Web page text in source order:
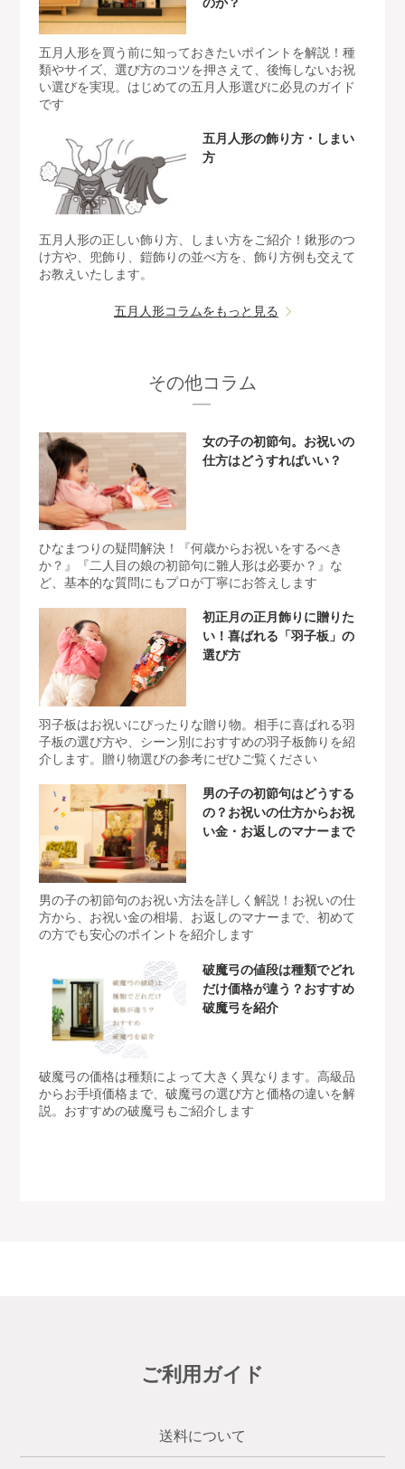
のか？
五月人形を買う前に知っておきたいポイントを解説！種
類やサイズ、選び方のコツを押さえて、後悔しないお祝
い選びを実現。はじめての五月人形選びに必見のガイド
です
五月人形の飾り方・しまい
方
五月人形の正しい飾り方、しまい方をご紹介！鍬形のつ
け方や、兜飾り、鎧飾りの並べ方を、飾り方例も交えて
お教えいたします。
五月人形コラムをもっと見る
その他コラム
女の子の初節句。お祝いの
仕方はどうすればいい？
ひなまつりの疑問解決！『何歳からお祝いをするべき
か？』『二人目の娘の初節句に雛人形は必要か？』な
ど、基本的な質問にもプロが丁寧にお答えします
初正月の正月飾りに贈りた
い！喜ばれる「羽子板」の
選び方
羽子板はお祝いにぴったりな贈り物。相手に喜ばれる羽
子板の選び方や、シーン別におすすめの羽子板飾りを紹
介します。贈り物選びの参考にぜひご覧ください
男の子の初節句はどうする
の？お祝いの仕方からお祝
い金・お返しのマナーまで
男の子の初節句のお祝い方法を詳しく解説！お祝いの仕
方から、お祝い金の相場、お返しのマナーまで、初めて
の方でも安心のポイントを紹介します
破魔弓の値段は種類でどれ
だけ価格が違う？おすすめ
破魔弓を紹介
破魔弓の価格は種類によって大きく異なります。高級品
からお手頃価格まで、破魔弓の選び方と価格の違いを解
説。おすすめの破魔弓もご紹介します
ご利用ガイド
送料について